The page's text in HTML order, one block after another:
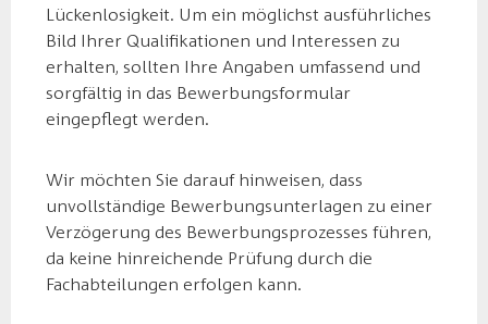
Lückenlosigkeit. Um ein möglichst ausführliches
Bild Ihrer Qualifikationen und Interessen zu
erhalten, sollten Ihre Angaben umfassend und
sorgfältig in das Bewerbungsformular
eingepflegt werden.
Wir möchten Sie darauf hinweisen, dass
unvollständige Bewerbungsunterlagen zu einer
Verzögerung des Bewerbungsprozesses führen,
da keine hinreichende Prüfung durch die
Fachabteilungen erfolgen kann.